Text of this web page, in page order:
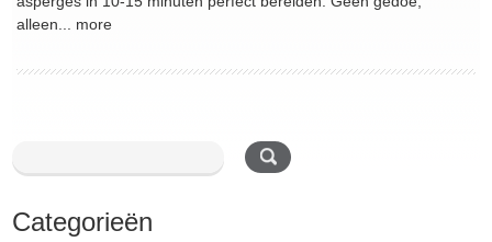
alleen... more
Categorieën